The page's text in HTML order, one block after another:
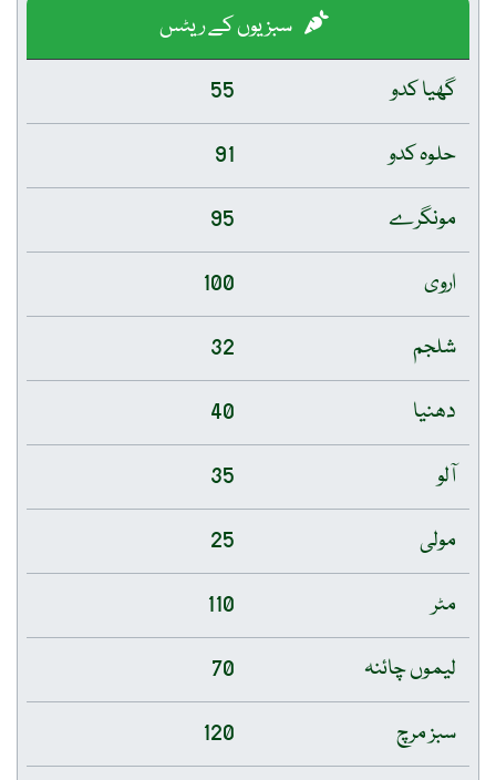
سبزیوں کے ریٹس
گھیا کدو
55
حلوہ کدو
91
مونگرے
95
اروی
100
شلجم
32
دھنیا
40
آلو
35
مولی
25
مٹر
110
لیموں چائنہ
70
سبز مرچ
120